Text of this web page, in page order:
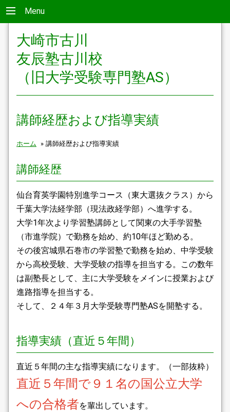
Menu
大崎市古川
友辰塾古川校
（旧大学受験専門塾AS）
講師経歴および指導実績
ホーム » 講師経歴および指導実績
講師経歴
仙台育英学園特別進学コース（東大選抜クラス）から
千葉大学法経学部（現法政経学部）へ進学する。
大学1年次より学習塾講師として関東の大手学習塾
（市進学院）で勤務を始め、約10年ほど勤める。
その後宮城県石巻市の学習塾で勤務を始め、中学受験
から高校受験、大学受験の指導を担当する。この数年
は副塾長として、主に大学受験をメインに授業および
進路指導を担当する。
そして、２４年３月大学受験専門塾ASを開塾する。
指導実績（直近５年間）
直近５年間の主な指導実績になります。（一部抜粋）
直近５年間で９１名の国公立大学
への合格者を輩出しています。